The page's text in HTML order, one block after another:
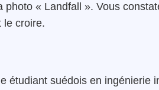
« Landfall ». Vous
le croire.
étudiant suédois en ingénierie